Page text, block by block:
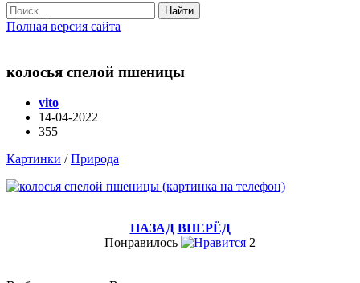
Найти
Полная версия сайта
колосья спелой пшеницы
vito
14-04-2022
355
Картинки /Природа
НАЗАД ВПЕРЁД
Понравилось
2